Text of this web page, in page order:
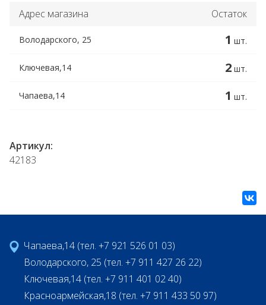
Адрес магазина Остаток
Володарского, 25 1 шт.
Ключевая,14 2 шт.
Чапаева,14 1 шт.
Артикул:
42183
Чапаева,14 (тел. +7 921 526 01 03)
Володарского, 25 (тел. +7 911 427 26 22)
Ключевая,14 (тел. +7 911 401 02 40)
Красноармейская,18 (тел. +7 911 433 50 97)